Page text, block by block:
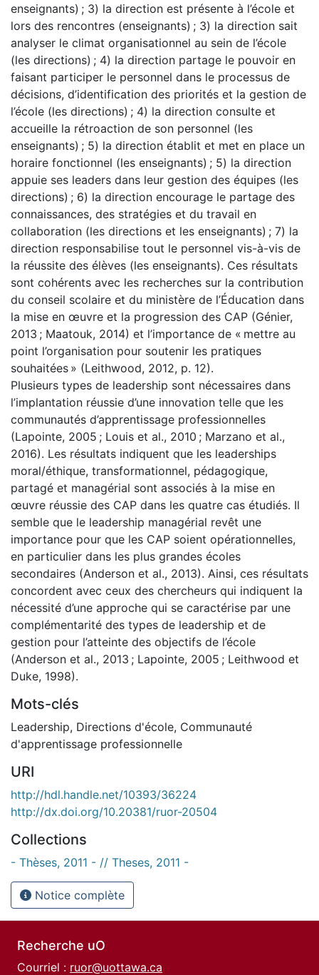
enseignants) ; 3) la direction est présente à l’école et
lors des rencontres (enseignants) ; 3) la direction sait
analyser le climat organisationnel au sein de l’école
(les directions) ; 4) la direction partage le pouvoir en
faisant participer le personnel dans le processus de
décisions, d’identification des priorités et la gestion de
l’école (les directions) ; 4) la direction consulte et
accueille la rétroaction de son personnel (les
enseignants) ; 5) la direction établit et met en place un
horaire fonctionnel (les enseignants) ; 5) la direction
appuie ses leaders dans leur gestion des équipes (les
directions) ; 6) la direction encourage le partage des
connaissances, des stratégies et du travail en
collaboration (les directions et les enseignants) ; 7) la
direction responsabilise tout le personnel vis-à-vis de
la réussite des élèves (les enseignants). Ces résultats
sont cohérents avec les recherches sur la contribution
du conseil scolaire et du ministère de l’Éducation dans
la mise en œuvre et la progression des CAP (Génier,
2013 ; Maatouk, 2014) et l’importance de « mettre au
point l’organisation pour soutenir les pratiques
souhaitées » (Leithwood, 2012, p. 12).
Plusieurs types de leadership sont nécessaires dans
l’implantation réussie d’une innovation telle que les
communautés d’apprentissage professionnelles
(Lapointe, 2005 ; Louis et al., 2010 ; Marzano et al.,
2016). Les résultats indiquent que les leaderships
moral/éthique, transformationnel, pédagogique,
partagé et managérial sont associés à la mise en
œuvre réussie des CAP dans les quatre cas étudiés. Il
semble que le leadership managérial revêt une
importance pour que les CAP soient opérationnelles,
en particulier dans les plus grandes écoles
secondaires (Anderson et al., 2013). Ainsi, ces résultats
concordent avec ceux des chercheurs qui indiquent la
nécessité d’une approche qui se caractérise par une
complémentarité des types de leadership et de
gestion pour l’atteinte des objectifs de l’école
(Anderson et al., 2013 ; Lapointe, 2005 ; Leithwood et
Duke, 1998).
Mots-clés
Leadership, Directions d'école, Communauté
d'apprentissage professionnelle
URI
http://hdl.handle.net/10393/36224
http://dx.doi.org/10.20381/ruor-20504
Collections
- Thèses, 2011 - // Theses, 2011 -
Notice complète
Recherche uO
Courriel : ruor@uottawa.ca